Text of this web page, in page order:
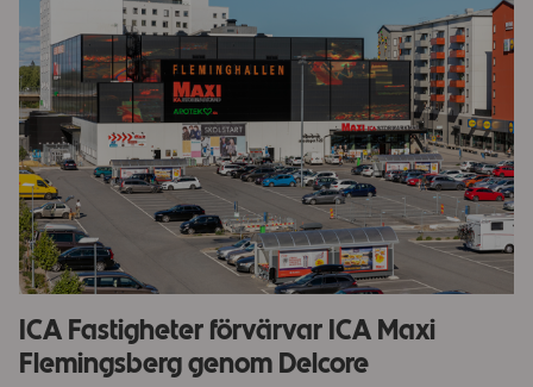
ICA Fastigheter förvärvar ICA Maxi
Flemingsberg genom Delcore